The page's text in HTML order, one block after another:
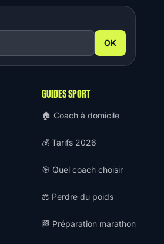
OK
GUIDES SPORT
🏠 Coach à domicile
💰 Tarifs 2026
🎯 Quel coach choisir
⚖️ Perdre du poids
🏁 Préparation marathon